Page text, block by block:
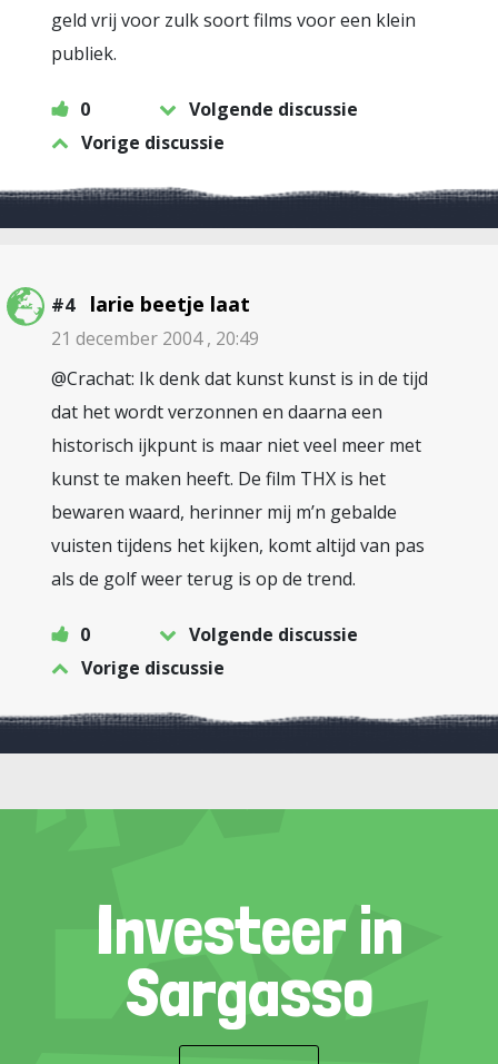
geld vrij voor zulk soort films voor een klein
publiek.
0
Volgende discussie
Vorige discussie
#4 larie beetje laat
21 december 2004 , 20:49
@Crachat: Ik denk dat kunst kunst is in de tijd
dat het wordt verzonnen en daarna een
historisch ijkpunt is maar niet veel meer met
kunst te maken heeft. De film THX is het
bewaren waard, herinner mij m’n gebalde
vuisten tijdens het kijken, komt altijd van pas
als de golf weer terug is op de trend.
0
Volgende discussie
Vorige discussie
Investeer in
Sargasso